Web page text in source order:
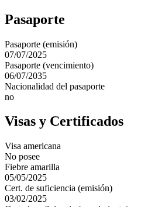
Pasaporte
Pasaporte (emisión)
07/07/2025
Pasaporte (vencimiento)
06/07/2035
Nacionalidad del pasaporte
no
Visas y Certificados
Visa americana
No posee
Fiebre amarilla
05/05/2025
Cert. de suficiencia (emisión)
03/02/2025